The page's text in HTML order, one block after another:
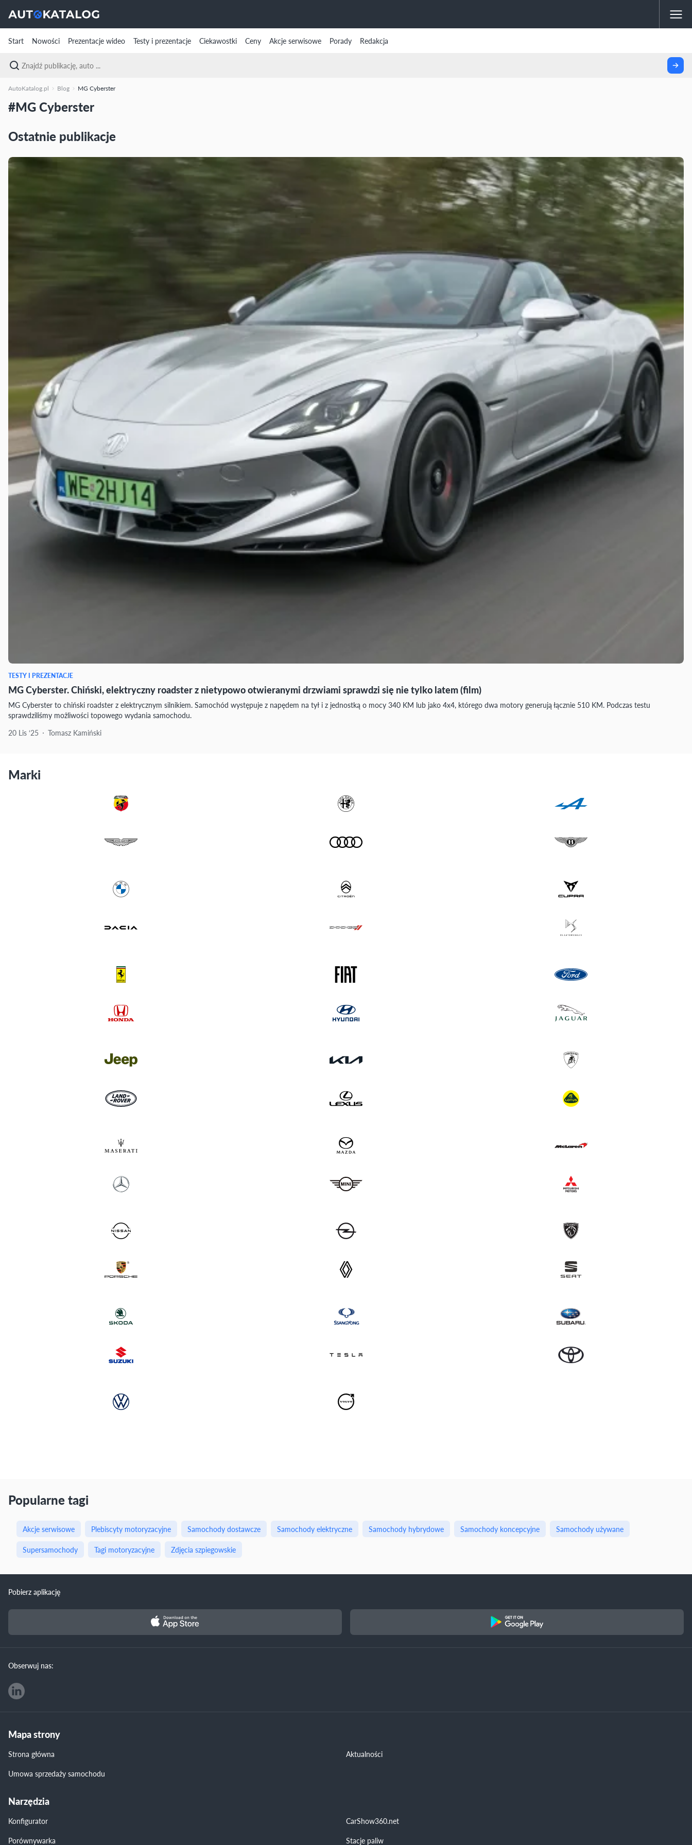
Start Nowości Prezentacje wideo Testy i prezentacje Ciekawostki Ceny Akcje serwisowe Porady Redakcja
AutoKatalog.pl Blog MG Cyberster
#MG Cyberster
Ostatnie publikacje
TESTY I PREZENTACJE
MG Cyberster. Chiński, elektryczny roadster z nietypowo otwieranymi drzwiami sprawdzi się nie tylko latem (film)
MG Cyberster to chiński roadster z elektrycznym silnikiem. Samochód występuje z napędem na tył i z jednostką o mocy 340 KM lub jako 4x4, którego dwa motory generują łącznie 510 KM. Podczas testu
sprawdziliśmy możliwości topowego wydania samochodu.
20 Lis ‘25
Tomasz Kamiński
Marki
Popularne tagi
Akcje serwisowe Plebiscyty motoryzacyjne Samochody dostawcze Samochody elektryczne Samochody hybrydowe Samochody koncepcyjne
Samochody używane
Supersamochody
Tagi motoryzacyjne Zdjęcia szpiegowskie
Pobierz aplikację
Obserwuj nas:
Mapa strony
Strona główna
Aktualności
Umowa sprzedaży samochodu
Narzędzia
Konfigurator
CarShow360.net
Porównywarka
Stacje paliw